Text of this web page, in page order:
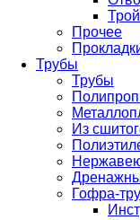
Прочее
Трубы
Трубы
Из
Гофра-